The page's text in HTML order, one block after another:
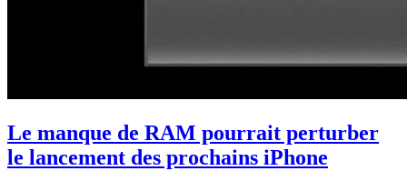
Le manque de RAM pourrait perturber
le lancement des prochains iPhone